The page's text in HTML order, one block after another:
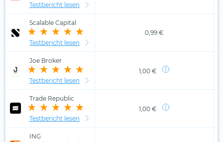
Testbericht lesen
Scalable Capital
Testbericht lesen
0,99 €
Joe Broker
Testbericht lesen
1,00 €
Trade Republic
Testbericht lesen
1,00 €
ING